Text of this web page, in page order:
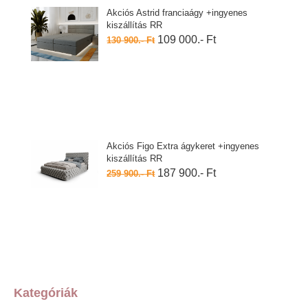
Akciós Astrid franciaágy +ingyenes
kiszállítás RR
130 900.- Ft109 000.- Ft
Akciós Figo Extra ágykeret +ingyenes
kiszállítás RR
259 900.- Ft187 900.- Ft
Kategóriák